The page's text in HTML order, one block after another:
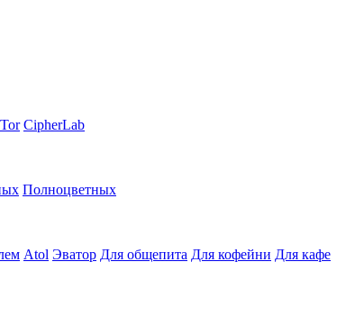
CipherLab
Полноцветных
Atol Эватор Для общепита Для кофейни Для кафе